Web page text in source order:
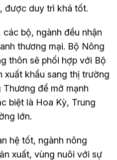
được duy trì khá tốt.
bộ, ngành đều nhận
thương mại. Bộ Nông
thôn sẽ phối hợp với Bộ
xuất khẩu sang thị trường
Thương để mở mạnh
biệt là Hoa Kỳ, Trung
lớn.
hệ tốt, ngành nông
xuất, vùng nuôi với sự